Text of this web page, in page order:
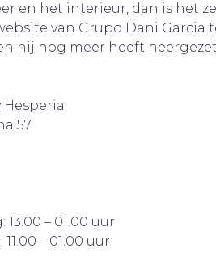
en het interieur, dan is het
van Grupo Dani Garcia
hij nog meer heeft
57
– 01.00 uur
– 01.00 uur